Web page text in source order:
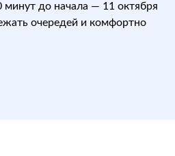
минут до начала — 11 октября
очередей и комфортно